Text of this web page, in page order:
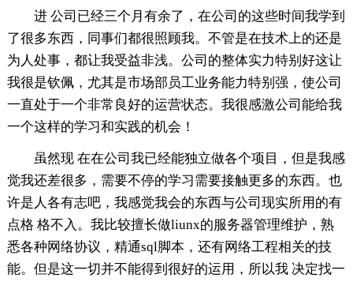
进 公司已经三个月有余了，在公司的这些时间我学到
了很多东西，同事们都很照顾我。不管是在技术上的还是
为人处事，都让我受益非浅。公司的整体实力特别好这让
我很是钦佩，尤其是市场部员工业务能力特别强，使公司
一直处于一个非常良好的运营状态。我很感激公司能给我
一个这样的学习和实践的机会！
虽然现 在在公司我已经能独立做各个项目，但是我感
觉我还差很多，需要不停的学习需要接触更多的东西。也
许是人各有志吧，我感觉我会的东西与公司现实所用的有
点格 格不入。我比较擅长做liunx的服务器管理维护，熟
悉各种网络协议，精通sql脚本，还有网络工程相关的技
能。但是这一切并不能得到很好的运用，所以我 决定找一